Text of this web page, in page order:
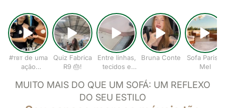
#ᴛʙᴛ de uma
ação
Quiz Fabrica
R9 🎂!
Entre linhas,
tecidos e
nasce o
conforto
que abraça
Bruna Conte
Sofa Paris II
Mel
MUITO MAIS DO QUE UM SOFÁ: UM REFLEXO
DO SEU ESTILO